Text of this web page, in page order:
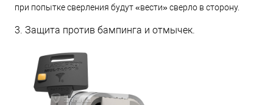
при попытке сверления будут «вести» сверло в сторону.
3. Защита против бампинга и отмычек.